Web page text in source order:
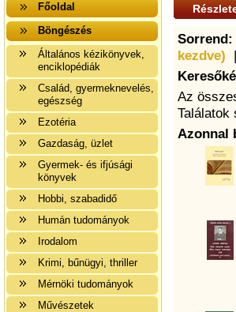
Főoldal
Böngészés
Általános kézikönyvek,
enciklopédiák
Család, gyermeknevelés,
egészség
Ezotéria
Gazdaság, üzlet
Gyermek- és ifjúsági
könyvek
Hobbi, szabadidő
Humán tudományok
Irodalom
Krimi, bűnügyi, thriller
Mérnöki tudományok
Művészetek
Sorrend:
kezdve) |
Az
Találatok
Azonnal